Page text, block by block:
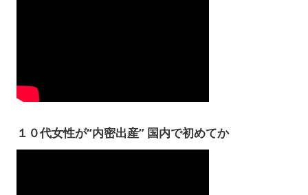
１０代女性が“内密出産” 国内で初めてか